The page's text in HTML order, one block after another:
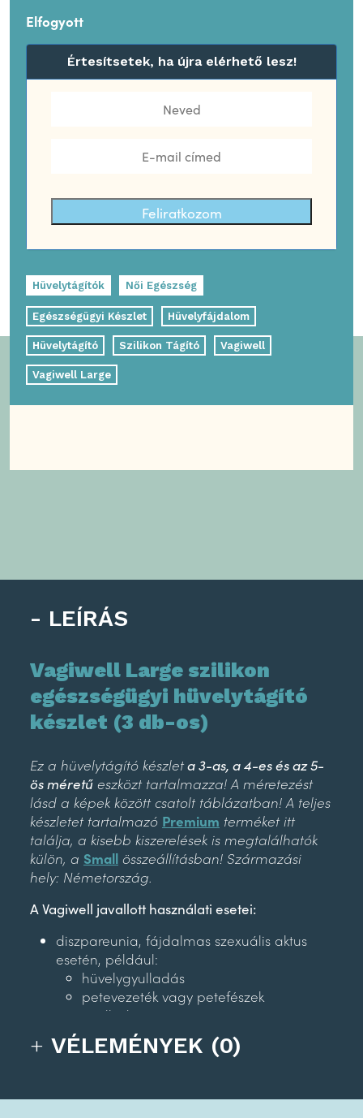
Elfogyott
Értesítsetek, ha újra elérhető lesz!
Feliratkozom
Hüvelytágítók Női Egészség
Egészségügyi Készlet Hüvelyfájdalom
Hüvelytágító Szilikon Tágító Vagiwell
Vagiwell Large
LEÍRÁS
Vagiwell Large szilikon
egészségügyi hüvelytágító
készlet (3 db-os)
Ez a hüvelytágító készleta 3-as, a 4-es és az 5-
ös méretű eszközt tartalmazza! A méretezést
lásd a képek között csatolt táblázatban! A teljes
készletet tartalmazó Premium terméket itt
találja, a kisebb kiszerelések is megtalálhatók
külön, a Small összeállításban! Származási
hely: Németország.
A Vagiwell javallott használati esetei:
diszpareunia, fájdalmas szexuális aktus
esetén, például:
hüvelygyulladás
petevezeték vagy petefészek
gyulladása
hüvelyi rövidülés
endometriózis
VÉLEMÉNYEK (0)